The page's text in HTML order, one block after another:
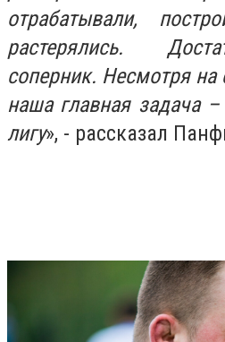
отрабатывали,
растерялись.
соперник. Несмотря на
наша главная задача
лигу», - рассказал